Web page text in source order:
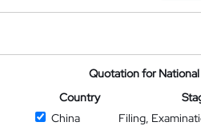
Quotation for
Country
China
Filing,